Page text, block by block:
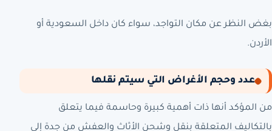
بغض النظر عن مكان التواجد، سواء كان داخل السعودية أو
الأردن.
عدد وحجم الأغراض التي سيتم نقلها
من المؤكد أنها ذات أهمية كبيرة وحاسمة فيما يتعلق
بالتكاليف المتعلقة بنقل وشحن الأثاث والعفش من جدة إلى